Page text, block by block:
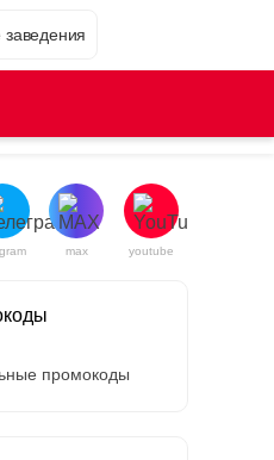
заведения
max youtube
промокоды